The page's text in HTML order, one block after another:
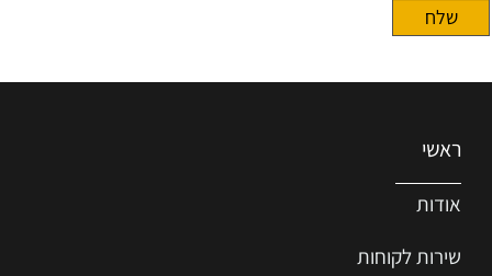
ראשי
אודות
שירות לקוחות